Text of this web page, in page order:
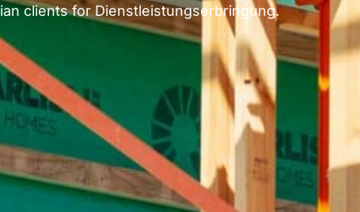
ian clientsforDienstleistungserbringung.